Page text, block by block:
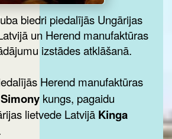
biedri piedalījās Ungārijas
un Herend manufaktūras
izstādes atklāšanā.
Herend manufaktūras
kungs, pagaidu
lietvede Latvijā Kinga